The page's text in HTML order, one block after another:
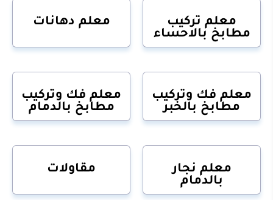
معلم تركيب
مطابخ بالاحساء
معلم دهانات
معلم فك وتركيب
مطابخ بالخبر
معلم فك وتركيب
مطابخ بالدمام
معلم نجار
بالدمام
مقاولات